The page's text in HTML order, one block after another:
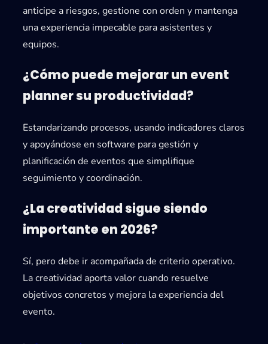
anticipe a riesgos, gestione con orden y mantenga
una experiencia impecable para asistentes y
equipos.
¿Cómo puede mejorar un event
planner su productividad?
Estandarizando procesos, usando indicadores claros
y apoyándose en software para gestión y
planificación de eventos que simplifique
seguimiento y coordinación.
¿La creatividad sigue siendo
importante en 2026?
Sí, pero debe ir acompañada de criterio operativo.
La creatividad aporta valor cuando resuelve
objetivos concretos y mejora la experiencia del
evento.